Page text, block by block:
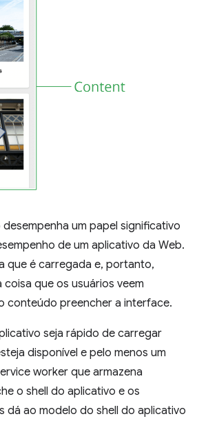
um papel significativo
de um aplicativo da Web.
que é carregada e, portanto,
coisa que os usuários veem
conteúdo preencher a interface.
seja rápido de carregar
disponível e pelo menos um
worker que armazena
o shell do aplicativo e os
dá ao modelo do shell do aplicativo